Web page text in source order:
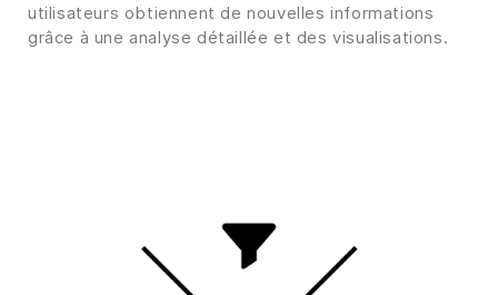
utilisateurs obtiennent de nouvelles informations
grâce à une analyse détaillée et des visualisations.